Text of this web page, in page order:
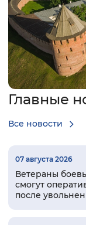
Главные
Все новости
07 августа 2026
Ветераны
смогут
после